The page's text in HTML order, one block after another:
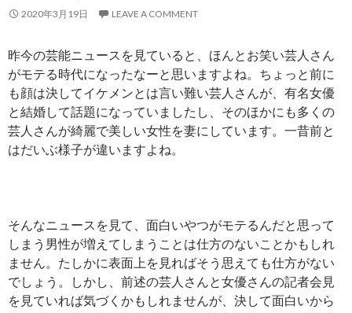
2020年3月19日 LEAVE A COMMENT
昨今の芸能ニュースを見ていると、ほんとお笑い芸人さん
がモテる時代になったなーと思いますよね。ちょっと前に
も顔は決してイケメンとは言い難い芸人さんが、有名女優
と結婚して話題になっていましたし、そのほかにも多くの
芸人さんが綺麗で美しい女性を妻にしています。一昔前と
はだいぶ様子が違いますよね。
そんなニュースを見て、面白いやつがモテるんだと思って
しまう男性が増えてしまうことは仕方のないことかもしれ
ません。たしかに表面上を見ればそう思えても仕方がない
でしょう。しかし、前述の芸人さんと女優さんの記者会見
を見ていれば気づくかもしれませんが、決して面白いから